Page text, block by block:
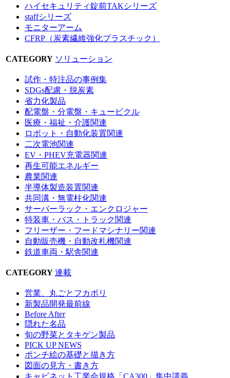
ハイセキュリティ錠前TAKシリーズ
staffシリーズ
モニターアーム
CFRP（炭素繊維強化プラスチック）
CATEGORY ソリューション
試作・特注品の事例集
SDGs配慮・脱炭素
省力化製品
配電盤・分電盤・キュービクル
医療・福祉・介護関連
ロボット・自動化装置関連
二次電池関連
EV・PHEV充電器関連
再生可能エネルギー
農業関連
半導体製造装置関連
共同溝・無電柱化関連
サーバーラック・エンクロジャー
特装車・バス・トラック関連
フリーザー・フードマシナリー関連
自動販売機・自動改札機関連
鉄道車両・駅舎関連
CATEGORY 連載
営業、丸ごとフカボリ
新製品開発最前線
Before After
隠れた名品
旬の野菜とタキゲン製品
PICK UP NEWS
ポンチ絵の基礎と描き方
図面の見方・書き方
キャビネット工業会規格「CA300」集中講義